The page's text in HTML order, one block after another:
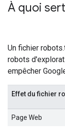
À quoi
Un fichier
robots
empêcher
Effet du fichier
Page Web